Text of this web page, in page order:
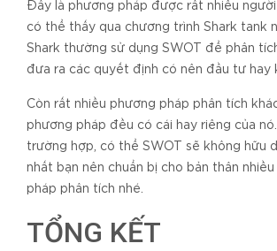
Đây là phương pháp được rất nhiều người
có thể thấy qua chương trình Shark tank
Shark thường sử dụng SWOT để phân
đưa ra các quyết định có nên đầu tư hay
Còn rất nhiều phương pháp phân tích
phương pháp đều có cái hay riêng của
trường hợp, có thể SWOT sẽ không hữu
nhất bạn nên chuẩn bị cho bản thân nhiều
pháp phân tích nhé.
TỔNG KẾT